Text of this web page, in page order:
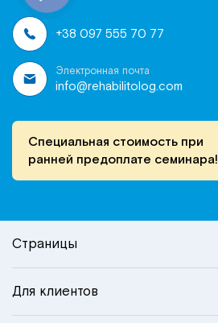
+38 097 555 70 77
Электронная почта
info@rehabilitolog.com
Специальная стоимость при
ранней предоплате семинара!
Страницы
Для клиентов